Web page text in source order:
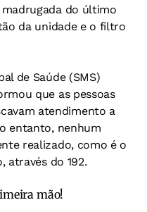
madrugada do último
da unidade e o filtro
de Saúde (SMS)
que as pessoas
atendimento a
entanto, nenhum
realizado, como é o
através do 192.
mão!